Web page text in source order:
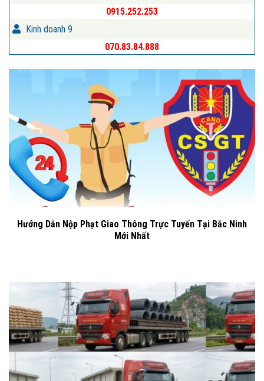
0915.252.253
Kinh doanh 9
070.83.84.888
Hướng Dẫn Nộp Phạt Giao Thông Trực Tuyến Tại Bắc Ninh
Mới Nhất